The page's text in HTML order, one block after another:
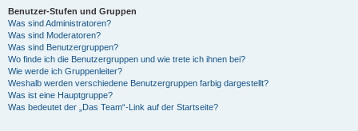
Benutzer-Stufen und Gruppen
Was sind Administratoren?
Was sind Moderatoren?
Was sind Benutzergruppen?
Wo finde ich die Benutzergruppen und wie trete ich ihnen bei?
Wie werde ich Gruppenleiter?
Weshalb werden verschiedene Benutzergruppen farbig dargestellt?
Was ist eine Hauptgruppe?
Was bedeutet der „Das Team“-Link auf der Startseite?